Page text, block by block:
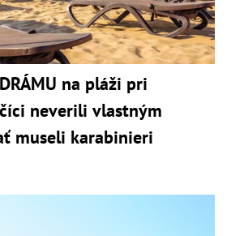
na pláži pri
neverili vlastným
museli karabinieri